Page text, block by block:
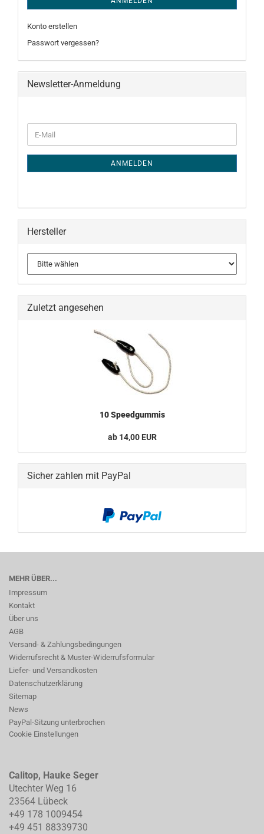
Konto erstellen
Passwort vergessen?
Newsletter-Anmeldung
ZUR
E-
Mail
ANMELDEN
Hersteller
Zuletzt angesehen
10 Speedgummis
ab 14,00 EUR
Sicher zahlen mit PayPal
MEHR ÜBER...
Impressum
Kontakt
Über uns
AGB
Versand- & Zahlungsbedingungen
Widerrufsrecht & Muster-Widerrufsformular
Liefer- und Versandkosten
Datenschutzerklärung
Sitemap
News
PayPal-Sitzung unterbrochen
Cookie Einstellungen
Calitop, Hauke Seger
Utechter Weg 16
23564 Lübeck
+49 178 1009454
+49 451 88339730